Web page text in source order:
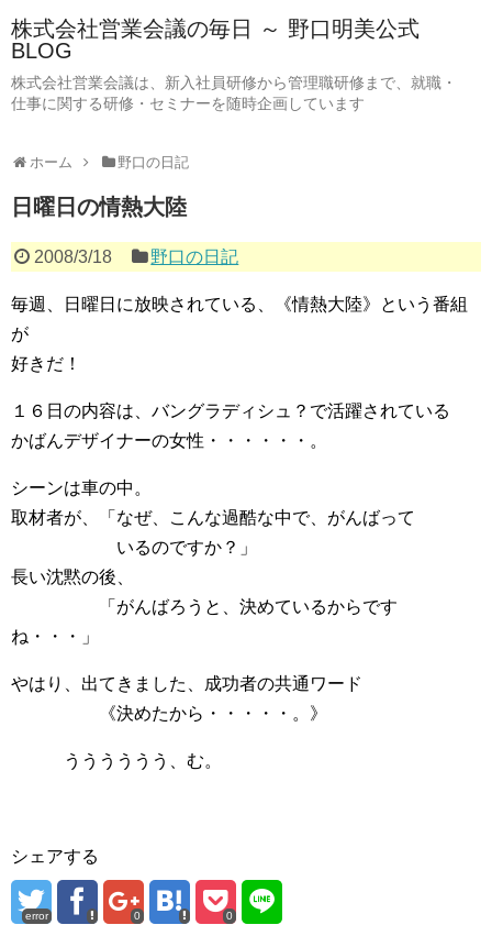
株式会社営業会議の毎日 ～ 野口明美公式
BLOG
株式会社営業会議は、新入社員研修から管理職研修まで、就職・
仕事に関する研修・セミナーを随時企画しています
ホーム 野口の日記
日曜日の情熱大陸
2008/3/18 野口の日記
毎週、日曜日に放映されている、《情熱大陸》という番組
が
好きだ！
１６日の内容は、バングラディシュ？で活躍されている
かばんデザイナーの女性・・・・・・。
シーンは車の中。
取材者が、「なぜ、こんな過酷な中で、がんばって
いるのですか？」
長い沈黙の後、
「がんばろうと、決めているからです
ね・・・」
やはり、出てきました、成功者の共通ワード
《決めたから・・・・・。》
うううううう、む。
シェアする
error 0 0